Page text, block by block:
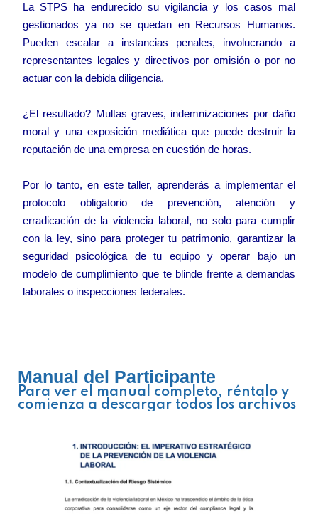
La STPS ha endurecido su vigilancia y los casos mal
gestionados ya no se quedan en Recursos Humanos.
Pueden escalar a instancias penales, involucrando a
representantes legales y directivos por omisión o por no
actuar con la debida diligencia.
¿El resultado? Multas graves, indemnizaciones por daño
moral y una exposición mediática que puede destruir la
reputación de una empresa en cuestión de horas.
Por lo tanto, en este taller, aprenderás a implementar el
protocolo obligatorio de prevención, atención y
erradicación de la violencia laboral, no solo para cumplir
con la ley, sino para proteger tu patrimonio, garantizar la
seguridad psicológica de tu equipo y operar bajo un
modelo de cumplimiento que te blinde frente a demandas
laborales o inspecciones federales.
Manual del Participante
Para ver el manual completo, réntalo y
comienza a descargar todos los archivos